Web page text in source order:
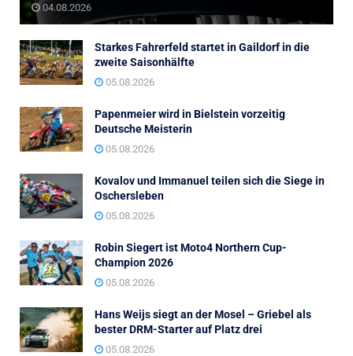
04.08.2026
Starkes Fahrerfeld startet in Gaildorf in die
zweite Saisonhälfte
05.08.2026
Papenmeier wird in Bielstein vorzeitig
Deutsche Meisterin
05.08.2026
Kovalov und Immanuel teilen sich die Siege in
Oschersleben
05.08.2026
Robin Siegert ist Moto4 Northern Cup-
Champion 2026
05.08.2026
Hans Weijs siegt an der Mosel – Griebel als
bester DRM-Starter auf Platz drei
05.08.2026